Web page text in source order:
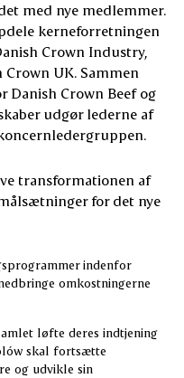
med nye medlemmer.
kerneforretningen
Crown Industry,
Crown UK. Sammen
Crown Beef og
udgør lederne af
transformationen af
for det nye
indenfor
omkostningerne
løfte deres indtjening
skal fortsætte
og udvikle sin